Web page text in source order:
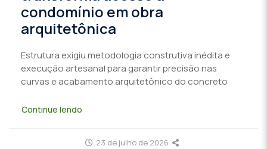
condomínio em obra
arquitetônica
Estrutura exigiu metodologia construtiva inédita e
execução artesanal para garantir precisão nas
curvas e acabamento arquitetônico do concreto
Continue lendo
23 de julho de 2026